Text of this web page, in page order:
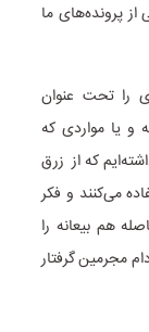
پرونده‌های ما
را تحت عنوان
و یا مواردی که
که از زرق
می‌کنند و فکر
هم بیعانه را
مجرمین گرفتار